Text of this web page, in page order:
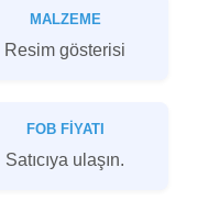
MALZEME
Resim gösterisi
FOB FIYATI
Satıcıya ulaşın.